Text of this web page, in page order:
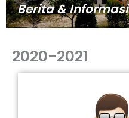
Berita & Informasi
2020-2021